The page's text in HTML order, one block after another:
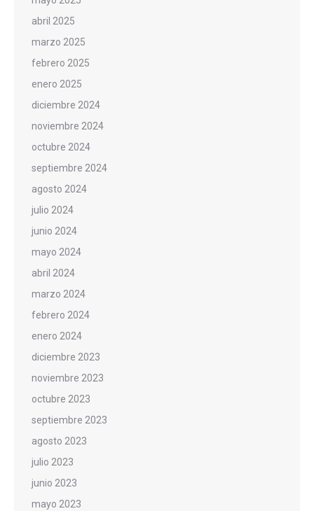
abril 2025
marzo 2025
febrero 2025
enero 2025
diciembre 2024
noviembre 2024
octubre 2024
septiembre 2024
agosto 2024
julio 2024
junio 2024
mayo 2024
abril 2024
marzo 2024
febrero 2024
enero 2024
diciembre 2023
noviembre 2023
octubre 2023
septiembre 2023
agosto 2023
julio 2023
junio 2023
mayo 2023